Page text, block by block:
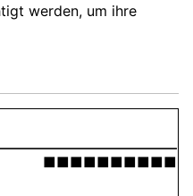
werden, um ihre
■■■■■■■■■■